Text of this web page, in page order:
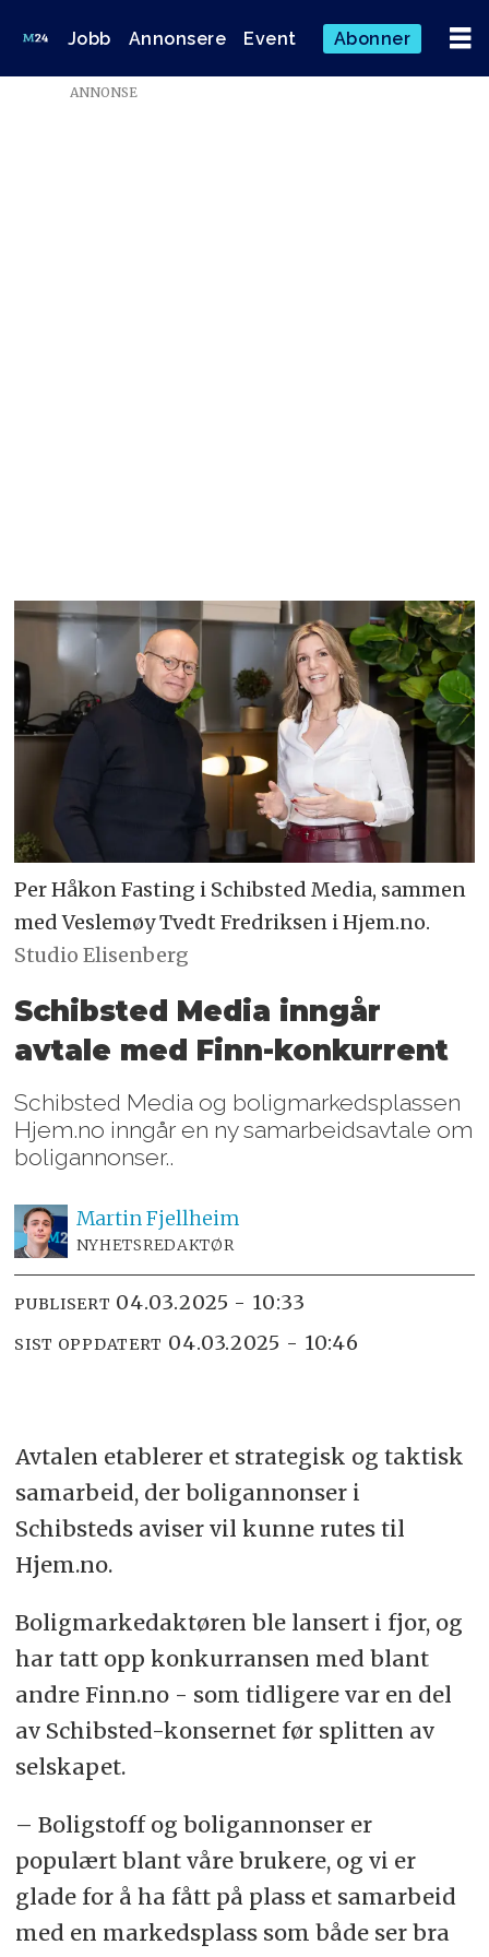
Jobb Annonsere Event Abonner
ANNONSE
Per Håkon Fasting i Schibsted Media, sammen
med Veslemøy Tvedt Fredriksen i Hjem.no.
Studio Elisenberg
Schibsted Media inngår
avtale med Finn-konkurrent
Schibsted Media og boligmarkedsplassen
Hjem.no inngår en ny samarbeidsavtale om
boligannonser..
MartinFjellheim
NYHETSREDAKTØR
PUBLISERT 04.03.2025 - 10:33
SIST OPPDATERT 04.03.2025 - 10:46
Avtalen etablerer et strategisk og taktisk
samarbeid, der boligannonser i
Schibsteds aviser vil kunne rutes til
Hjem.no.
Boligmarkedaktøren ble lansert i fjor, og
har tatt opp konkurransen med blant
andre Finn.no - som tidligere var en del
av Schibsted-konsernet før splitten av
selskapet.
– Boligstoff og boligannonser er
populært blant våre brukere, og vi er
glade for å ha fått på plass et samarbeid
med en markedsplass som både ser bra